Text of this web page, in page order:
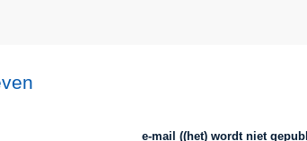
e-mail ((het) wordt niet